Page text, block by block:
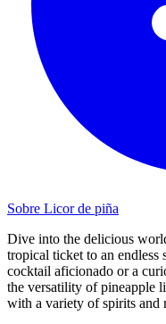
Sobre Licor de piña
Dive into the delicious
tropical ticket to an endless
cocktail aficionado or a
the versatility of pineapple
with a variety of spirits and